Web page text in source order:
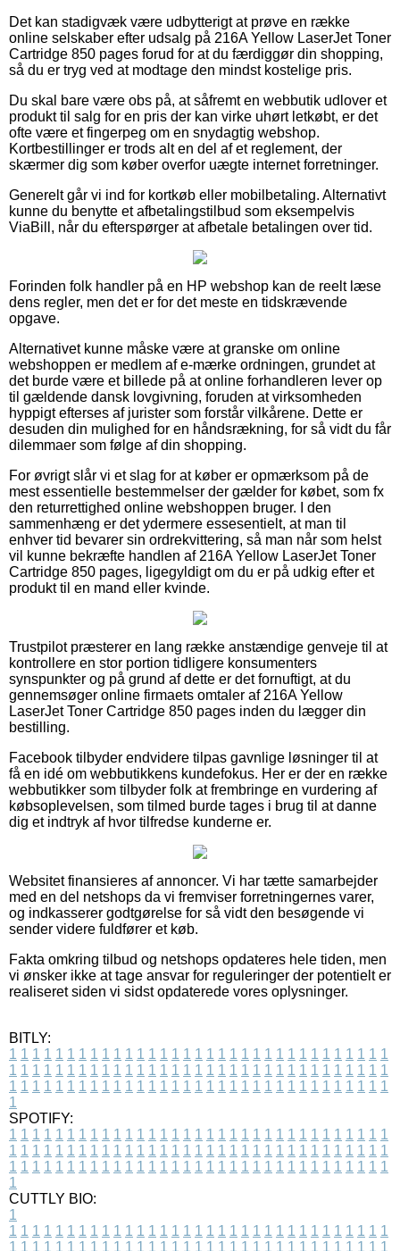
Det kan stadigvæk være udbytterigt at prøve en række
online selskaber efter udsalg på 216A Yellow LaserJet Toner
Cartridge 850 pages forud for at du færdiggør din shopping,
så du er tryg ved at modtage den mindst kostelige pris.
Du skal bare være obs på, at såfremt en webbutik udlover et
produkt til salg for en pris der kan virke uhørt letkøbt, er det
ofte være et fingerpeg om en snydagtig webshop.
Kortbestillinger er trods alt en del af et reglement, der
skærmer dig som køber overfor uægte internet forretninger.
Generelt går vi ind for kortkøb eller mobilbetaling. Alternativt
kunne du benytte et afbetalingstilbud som eksempelvis
ViaBill, når du efterspørger at afbetale betalingen over tid.
Forinden folk handler på en HP webshop kan de reelt læse
dens regler, men det er for det meste en tidskrævende
opgave.
Alternativet kunne måske være at granske om online
webshoppen er medlem af e-mærke ordningen, grundet at
det burde være et billede på at online forhandleren lever op
til gældende dansk lovgivning, foruden at virksomheden
hyppigt efterses af jurister som forstår vilkårene. Dette er
desuden din mulighed for en håndsrækning, for så vidt du får
dilemmaer som følge af din shopping.
For øvrigt slår vi et slag for at køber er opmærksom på de
mest essentielle bestemmelser der gælder for købet, som fx
den returrettighed online webshoppen bruger. I den
sammenhæng er det ydermere essesentielt, at man til
enhver tid bevarer sin ordrekvittering, så man når som helst
vil kunne bekræfte handlen af 216A Yellow LaserJet Toner
Cartridge 850 pages, ligegyldigt om du er på udkig efter et
produkt til en mand eller kvinde.
Trustpilot præsterer en lang række anstændige genveje til at
kontrollere en stor portion tidligere konsumenters
synspunkter og på grund af dette er det fornuftigt, at du
gennemsøger online firmaets omtaler af 216A Yellow
LaserJet Toner Cartridge 850 pages inden du lægger din
bestilling.
Facebook tilbyder endvidere tilpas gavnlige løsninger til at
få en idé om webbutikkens kundefokus. Her er der en række
webbutikker som tilbyder folk at frembringe en vurdering af
købsoplevelsen, som tilmed burde tages i brug til at danne
dig et indtryk af hvor tilfredse kunderne er.
Websitet finansieres af annoncer. Vi har tætte samarbejder
med en del netshops da vi fremviser forretningernes varer,
og indkasserer godtgørelse for så vidt den besøgende vi
sender videre fuldfører et køb.
Fakta omkring tilbud og netshops opdateres hele tiden, men
vi ønsker ikke at tage ansvar for reguleringer der potentielt er
realiseret siden vi sidst opdaterede vores oplysninger.
BITLY:
1 1 1 1 1 1 1 1 1 1 1 1 1 1 1 1 1 1 1 1 1 1 1 1 1 1 1 1 1 1 1 1 1
1 1 1 1 1 1 1 1 1 1 1 1 1 1 1 1 1 1 1 1 1 1 1 1 1 1 1 1 1 1 1 1 1
1 1 1 1 1 1 1 1 1 1 1 1 1 1 1 1 1 1 1 1 1 1 1 1 1 1 1 1 1 1 1 1 1
1
SPOTIFY:
1 1 1 1 1 1 1 1 1 1 1 1 1 1 1 1 1 1 1 1 1 1 1 1 1 1 1 1 1 1 1 1 1
1 1 1 1 1 1 1 1 1 1 1 1 1 1 1 1 1 1 1 1 1 1 1 1 1 1 1 1 1 1 1 1 1
1 1 1 1 1 1 1 1 1 1 1 1 1 1 1 1 1 1 1 1 1 1 1 1 1 1 1 1 1 1 1 1 1
1
CUTTLY BIO:
1
1 1 1 1 1 1 1 1 1 1 1 1 1 1 1 1 1 1 1 1 1 1 1 1 1 1 1 1 1 1 1 1 1
1 1 1 1 1 1 1 1 1 1 1 1 1 1 1 1 1 1 1 1 1 1 1 1 1 1 1 1 1 1 1 1 1